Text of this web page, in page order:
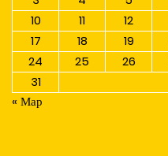
10
11 12
17
18 19
24
25 26
31
« Мар